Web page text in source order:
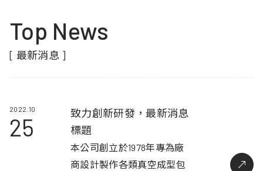
Top News
[ 最新消息 ]
2022.10
25
致力創新研發，最新消息
標題
本公司創立於1978年專為廠
商設計製作各類真空成型包